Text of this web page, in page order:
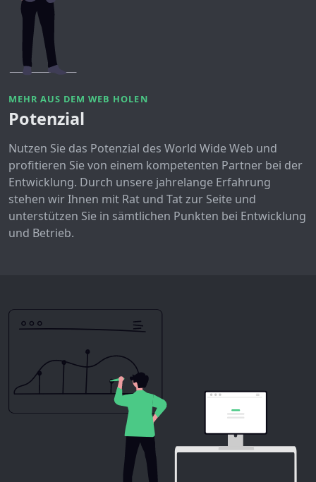
MEHR AUS DEM WEB HOLEN
Potenzial
Nutzen Sie das Potenzial des World Wide Web und
profitieren Sie von einem kompetenten Partner bei der
Entwicklung. Durch unsere jahrelange Erfahrung
stehen wir Ihnen mit Rat und Tat zur Seite und
unterstützen Sie in sämtlichen Punkten bei Entwicklung
und Betrieb.